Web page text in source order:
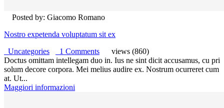
Posted by: Giacomo Romano
Nostro expetenda voluptatum sit ex
Uncategories
1 Comments
views (860)
Doctus omittam intellegam duo in. Ius ne sint dicit accusamus, cu pri
solum decore corpora. Mei melius audire ex. Nostrum ocurreret cum
at. Ut...
Maggiori informazioni